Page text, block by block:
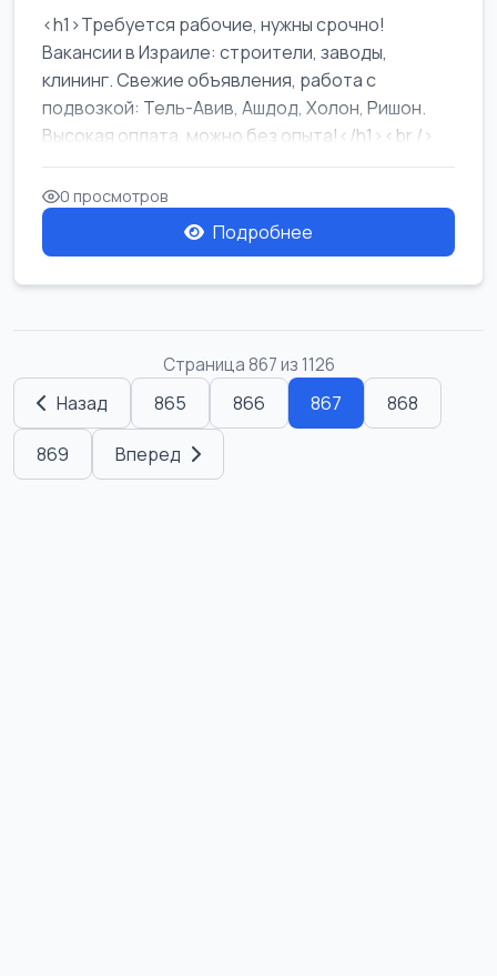
<h1>Требуется рабочие, нужны срочно!
Вакансии в Израиле: строители, заводы,
клининг. Свежие объявления, работа с
подвозкой: Тель-Авив, Ашдод, Холон, Ришон.
Высокая оплата, можно без опыта!</h1><br />
...
0 просмотров
Подробнее
Страница 867 из 1126
Назад 865 866 867 868
869 Вперед